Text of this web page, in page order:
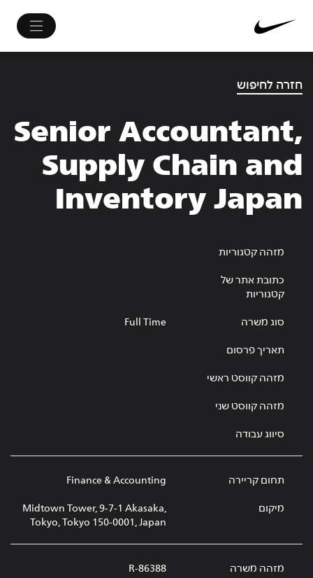
חזרה לחיפוש
Senior Accountant,
Supply Chain and
Inventory Japan
מזהה קטגוריות
כתובת אתר של
קטגוריות
סוג משרה Full Time
תאריך פרסום
מזהה קווסט ראשי
מזהה קווסט שני
סיווג עבודה
תחום קריירה Finance & Accounting
מיקום
Midtown Tower, 9-7-1 Akasaka,
Tokyo, Tokyo 150-0001, Japan
מזהה משרה R-86388